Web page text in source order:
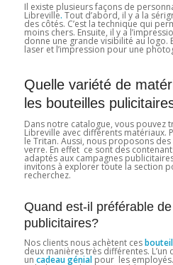
Il existe plusieurs façons de
Libreville. Tout d’abord, il y a la
des côtés. C’est la technique qui
moins chers. Ensuite, il y a
donne une grande visibilité au logo.
laser et l’impression pour une
Quelle variété de
les bouteilles
Dans notre catalogue, vous pouvez
Libreville avec différents matériaux.
le Tritan. Aussi, nous proposons
verre. En effet ce sont des
adaptés aux campagnes
invitons à explorer toute la section
recherchez.
Quand est-il préférable
publicitaires?
Nos clients nous achètent ces
deux manières très différentes. L’un
un cadeau génialpour les employés.